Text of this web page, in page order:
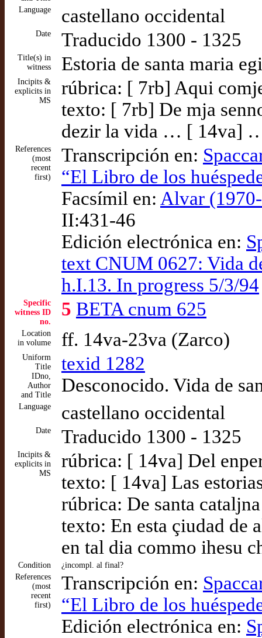
Language castellano occidental
Date Traducido 1300 - 1325
Title(s) in
witness
Estoria de santa maria
Incipits &
explicits in
MS
rúbrica: [ 7rb] Aqui
texto: [ 7rb] De mja
dezir la vida … [ 14va] …
References
(most
recent
first)
Transcripción en:
“El Libro de los
Facsímil en: Alvar
II:431-46
Edición electrónica en:
text CNUM 0627: Vida
h.I.13. In progress 5/3/94
Specific
witness ID
no.
5 BETA cnum 625
Location
in volume
ff. 14va-23va (Zarco)
Uniform
Title
IDno,
Author
and Title
texid 1282
Desconocido. Vida de
Language castellano occidental
Date Traducido 1300 - 1325
Incipits &
explicits in
MS
rúbrica: [ 14va] Del
texto: [ 14va] Las
rúbrica: De santa cataljna
texto: En esta çiudad
en tal dia commo ihesu
Condition
¿incompl. al final?
References
(most
recent
first)
Transcripción en:
“El Libro de los
Edición electrónica en: